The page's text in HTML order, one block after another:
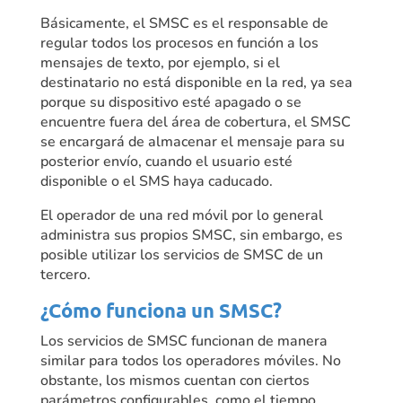
Básicamente, el SMSC es el responsable de
regular todos los procesos en función a los
mensajes de texto, por ejemplo, si el
destinatario no está disponible en la red, ya sea
porque su dispositivo esté apagado o se
encuentre fuera del área de cobertura, el SMSC
se encargará de almacenar el mensaje para su
posterior envío, cuando el usuario esté
disponible o el SMS haya caducado.
El operador de una red móvil por lo general
administra sus propios SMSC, sin embargo, es
posible utilizar los servicios de SMSC de un
tercero.
¿Cómo funciona un SMSC?
Los servicios de SMSC funcionan de manera
similar para todos los operadores móviles. No
obstante, los mismos cuentan con ciertos